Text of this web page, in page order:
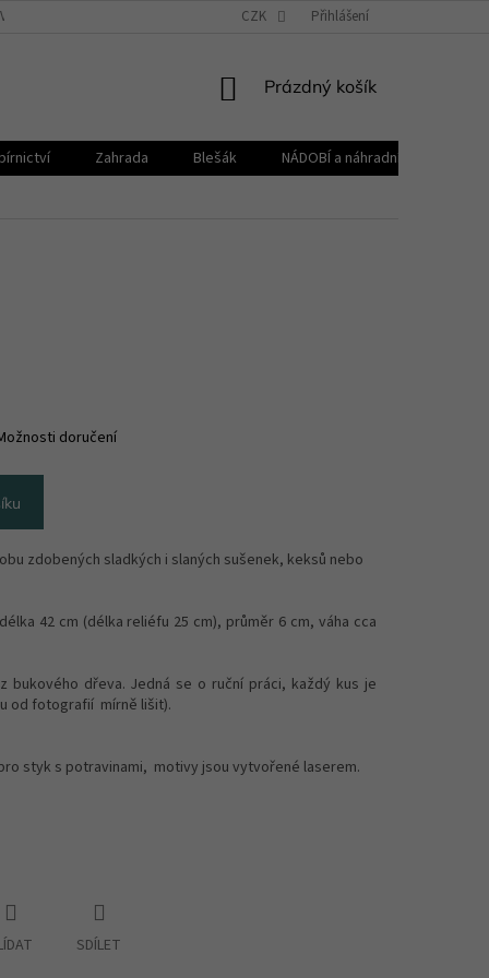
VŠEOBECNÉ OBCHODNÍ PODMÍNKY REKLAMAČNÍ ŘÁD
CZK Přihlášení
NÁKUPNÍ
Prázdný košík
Zahrada Blešák NÁDOBÍ a náhradní díly KELOmat
doručení
zdobených sladkých i slaných sušenek, keksů nebo
42 cm (délka reliéfu 25 cm), průměr 6 cm, váha cca
bukového dřeva. Jedná se o ruční práci, každý kus je
od fotografií mírně lišit).
styk s potravinami, motivy jsou vytvořené laserem.
SDÍLET